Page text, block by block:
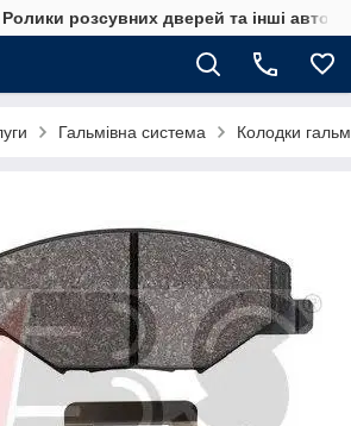
Ролики розсувних дверей та інші
Гальмівна система Колодки